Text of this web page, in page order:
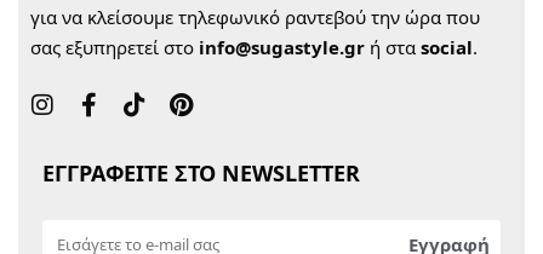
για να κλείσουμε τηλεφωνικό ραντεβού την ώρα που
σας εξυπηρετεί στο info@sugastyle.gr ή στα social.
ΕΓΓΡΑΦΕΙΤΕ ΣΤΟ NEWSLETTER